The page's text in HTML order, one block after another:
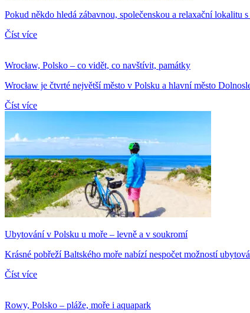
Pokud někdo hledá zábavnou, společenskou a relaxační
Číst více
Wrocław, Polsko – co vidět, co navštívit, památky
Wrocław je čtvrté největší město v Polsku a hlavní město
Číst více
Ubytování v Polsku u moře – levně a v soukromí
Krásné pobřeží Baltského moře nabízí nespočet možností
Číst více
Rowy, Polsko – pláže, moře i aquapark